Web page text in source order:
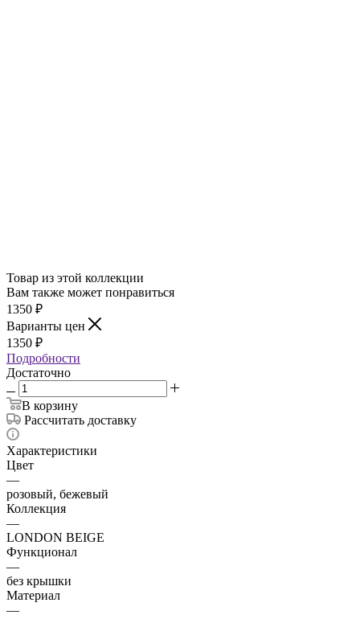
Товар из этой коллекции
Вам также может понравиться
1350 ₽
Варианты цен
1350 ₽
Подробности
Достаточно
В корзину
Рассчитать доставку
Характеристики
Цвет
—
розовый, бежевый
Коллекция
—
LONDON BEIGE
Функционал
—
без крышки
Материал
—